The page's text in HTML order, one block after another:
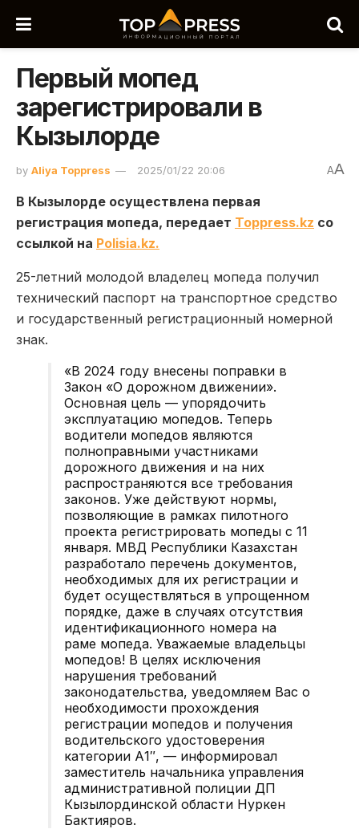
Первый мопед
зарегистрировали в
Кызылорде
by Aliya Toppress 2025/01/22 20:06 AA
В Кызылорде осуществлена первая
регистрация мопеда, передает Toppress.kz со
ссылкой на Polisia.kz.
25-летний молодой владелец мопеда получил
технический паспорт на транспортное средство
и государственный регистрационный номерной
знак.
«В 2024 году внесены поправки в
Закон «О дорожном движении».
Основная цель — упорядочить
эксплуатацию мопедов. Теперь
водители мопедов являются
полноправными участниками
дорожного движения и на них
распространяются все требования
законов. Уже действуют нормы,
позволяющие в рамках пилотного
проекта регистрировать мопеды с 11
января. МВД Республики Казахстан
разработало перечень документов,
необходимых для их регистрации и
будет осуществляться в упрощенном
порядке, даже в случаях отсутствия
идентификационного номера на
раме мопеда. Уважаемые владельцы
мопедов! В целях исключения
нарушения требований
законодательства, уведомляем Вас о
необходимости прохождения
регистрации мопедов и получения
водительского удостоверения
категории А1″, — информировал
заместитель начальника управления
административной полиции ДП
Кызылординской области Нуркен
Бактияров.